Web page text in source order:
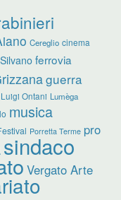
Cereglio cinema
ferrovia
guerra
Luigi Ontani Lumèga
musica
Porretta Terme pro
sindaco
Vergato Arte